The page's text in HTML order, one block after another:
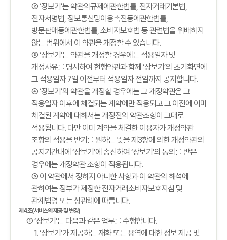
② ‘장보기’는 약관의규제에관한법률, 전자거래기본법,
전자서명법, 정보통신망이용촉진등에관한법률,
방문판매등에관한법률, 소비자보호법 등 관련법을 위배하지
않는 범위에서 이 약관을 개정할 수 있습니다.
③ ‘장보기’는 약관을 개정할 경우에는 적용일자 및
개정사유를 명시하여 현행약관과 함께 ‘장보기’의 초기화면에
그 적용일자 7일 이전부터 적용일자 전일까지 공지합니다.
④ ‘장보기’의 약관을 개정할 경우에는 그 개정약관은 그
적용일자 이후에 체결되는 계약에만 적용되고 그 이전에 이미
체결된 계약에 대해서는 개정전의 약관조항이 그대로
적용됩니다. 다만 이미 계약을 체결한 이용자가 개정약관
조항의 적용을 받기를 원하는 뜻을 제3항에 의한 개정약관의
공지기간내에 ‘장보기’에 송신하여 ‘장보기’의 동의를 받은
경우에는 개정약관 조항이 적용됩니다.
⑤ 이 약관에서 정하지 아니한 사항과 이 약관의 해석에
관하여는 정부가 제정한 전자거래소비자보호지침 및
관계법령 또는 상관례에 따릅니다.
제4조(서비스의 제공 및 변경)
① ‘장보기’는 다음과 같은 업무를 수행합니다.
1. ‘장보기’가 제공하는 재화 또는 용역에 대한 정보 제공 및